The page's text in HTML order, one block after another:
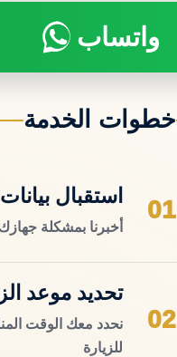
واتساب
خطوات الخدمة
01
استقبال
أخبرنا بمشكلة
02
تحديد موعد
نحدد معك الوقت
للزيارة